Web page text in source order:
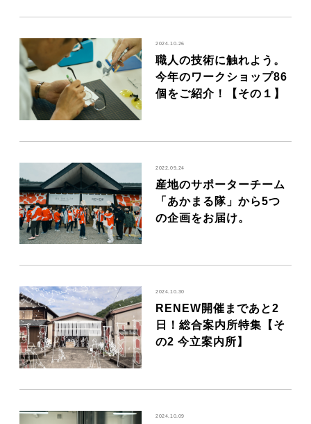
2024.10.26
職人の技術に触れよう。
今年のワークショップ86
個をご紹介！【その１】
2022.09.24
産地のサポーターチーム
「あかまる隊」から5つ
の企画をお届け。
2024.10.30
RENEW開催まであと2
日！総合案内所特集【そ
の2 今立案内所】
2024.10.09